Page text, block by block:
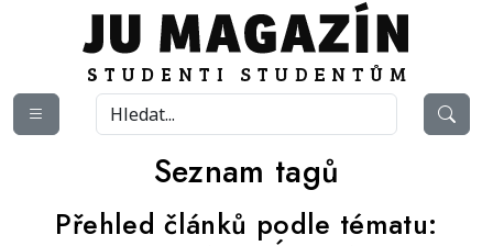
Seznam tagů
Přehled článků podle tématu: